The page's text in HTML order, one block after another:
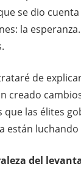
se dio
la
de
creado
que las élites
están
del